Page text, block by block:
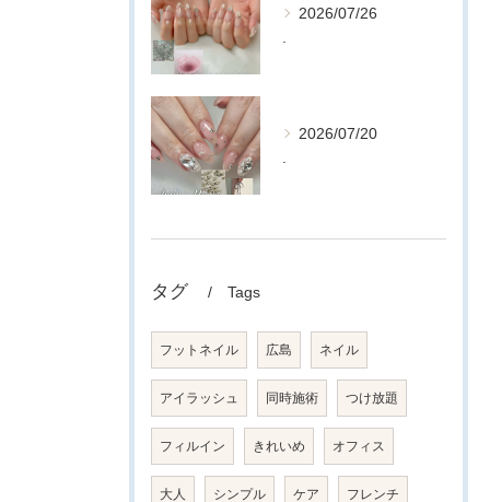
2026/07/26
2026/07/20
タグ Tags
フットネイル 広島 ネイル
アイラッシュ 同時施術 つけ放題
フィルイン きれいめ オフィス
大人 シンプル ケア フレンチ